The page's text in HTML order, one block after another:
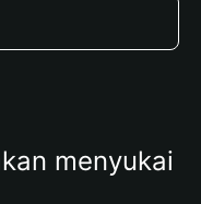
menyukai